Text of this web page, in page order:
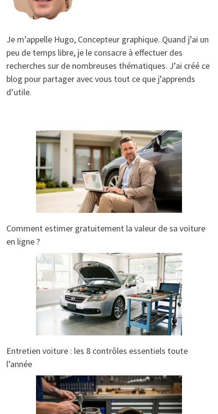
Je m’appelle Hugo, Concepteur graphique. Quand j’ai un
peu de temps libre, je le consacre à effectuer des
recherches sur de nombreuses thématiques. J’ai créé ce
blog pour partager avec vous tout ce que j’apprends
d’utile.
Comment estimer gratuitement la valeur de sa voiture
en ligne ?
Entretien voiture : les 8 contrôles essentiels toute
l’année